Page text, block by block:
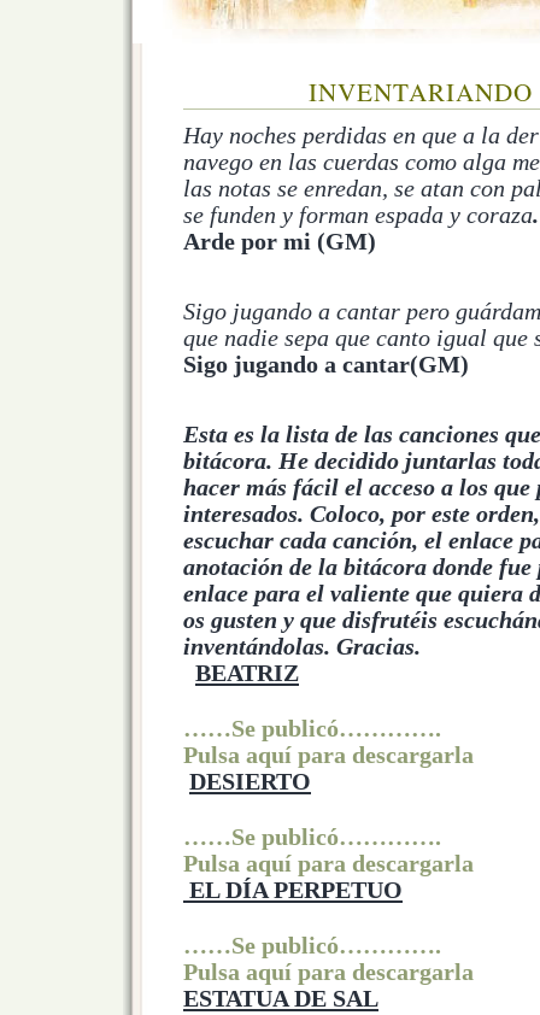
INVENTARIANDO
Hay noches perdidas en que a la
navego en las cuerdas como alga
las notas se enredan, se atan con
se funden y forman espada y coraza.
Arde por mi (GM)
Sigo jugando a cantar pero
que nadie sepa que canto igual que
Sigo jugando a cantar(GM)
Esta es la lista de las canciones
bitácora. He decidido juntarlas
hacer más fácil el acceso a los que
interesados. Coloco, por este
escuchar cada canción, el enlace
anotación de la bitácora donde
enlace para el valiente que quiera
os gusten y que disfrutéis
inventándolas. Gracias.
BEATRIZ
……Se publicó………….
Pulsa aquí para descargarla
DESIERTO
……Se publicó………….
Pulsa aquí para descargarla
EL DÍA PERPETUO
……Se publicó………….
Pulsa aquí para descargarla
ESTATUA DE SAL